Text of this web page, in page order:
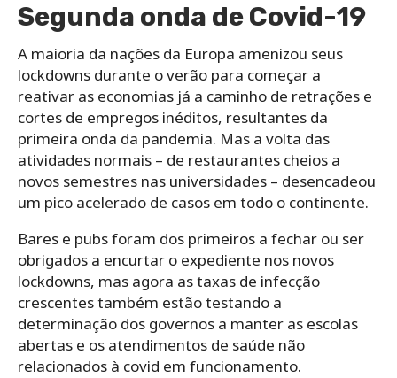
Segunda onda de Covid-19
A maioria da nações da Europa amenizou seus
lockdowns durante o verão para começar a
reativar as economias já a caminho de retrações e
cortes de empregos inéditos, resultantes da
primeira onda da pandemia. Mas a volta das
atividades normais – de restaurantes cheios a
novos semestres nas universidades – desencadeou
um pico acelerado de casos em todo o continente.
Bares e pubs foram dos primeiros a fechar ou ser
obrigados a encurtar o expediente nos novos
lockdowns, mas agora as taxas de infecção
crescentes também estão testando a
determinação dos governos a manter as escolas
abertas e os atendimentos de saúde não
relacionados à covid em funcionamento.